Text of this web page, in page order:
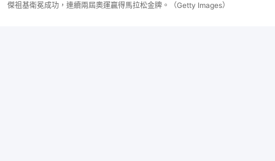
傑祖基衛冕成功，連續兩屆奧運贏得馬拉松金牌。（Getty Images）